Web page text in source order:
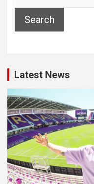
Search
Latest News